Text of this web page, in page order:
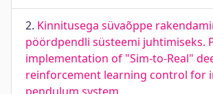
2. Kinnitusega süvaõppe
pöördpendli süsteemi juhtimiseks.
implementation of "Sim-to-Real"
reinforcement learning control for